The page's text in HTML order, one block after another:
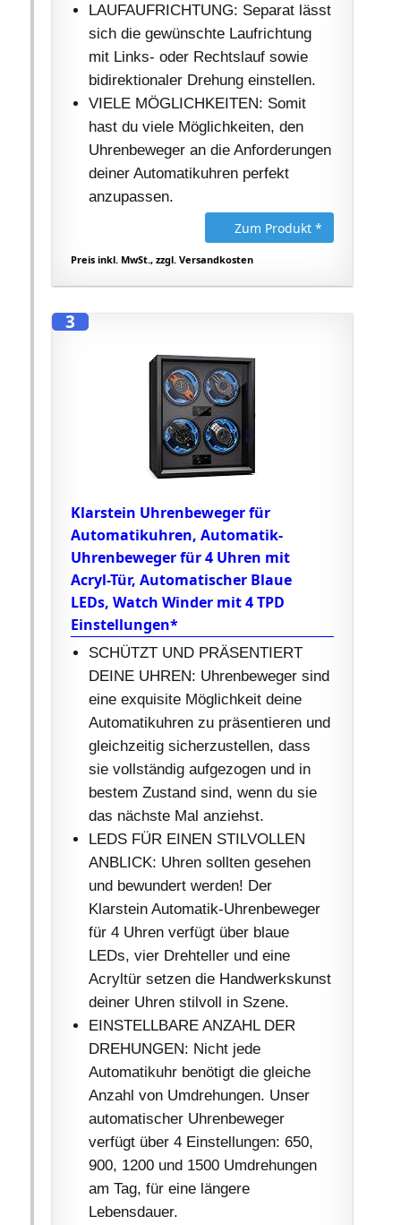
LAUFAUFRICHTUNG: Separat lässt
sich die gewünschte Laufrichtung
mit Links- oder Rechtslauf sowie
bidirektionaler Drehung einstellen.
VIELE MÖGLICHKEITEN: Somit
hast du viele Möglichkeiten, den
Uhrenbeweger an die Anforderungen
deiner Automatikuhren perfekt
anzupassen.
Zum Produkt *
Preis inkl. MwSt., zzgl. Versandkosten
3
Klarstein Uhrenbeweger für
Automatikuhren, Automatik-
Uhrenbeweger für 4 Uhren mit
Acryl-Tür, Automatischer Blaue
LEDs, Watch Winder mit 4 TPD
Einstellungen*
SCHÜTZT UND PRÄSENTIERT
DEINE UHREN: Uhrenbeweger sind
eine exquisite Möglichkeit deine
Automatikuhren zu präsentieren und
gleichzeitig sicherzustellen, dass
sie vollständig aufgezogen und in
bestem Zustand sind, wenn du sie
das nächste Mal anziehst.
LEDS FÜR EINEN STILVOLLEN
ANBLICK: Uhren sollten gesehen
und bewundert werden! Der
Klarstein Automatik-Uhrenbeweger
für 4 Uhren verfügt über blaue
LEDs, vier Drehteller und eine
Acryltür setzen die Handwerkskunst
deiner Uhren stilvoll in Szene.
EINSTELLBARE ANZAHL DER
DREHUNGEN: Nicht jede
Automatikuhr benötigt die gleiche
Anzahl von Umdrehungen. Unser
automatischer Uhrenbeweger
verfügt über 4 Einstellungen: 650,
900, 1200 und 1500 Umdrehungen
am Tag, für eine längere
Lebensdauer.